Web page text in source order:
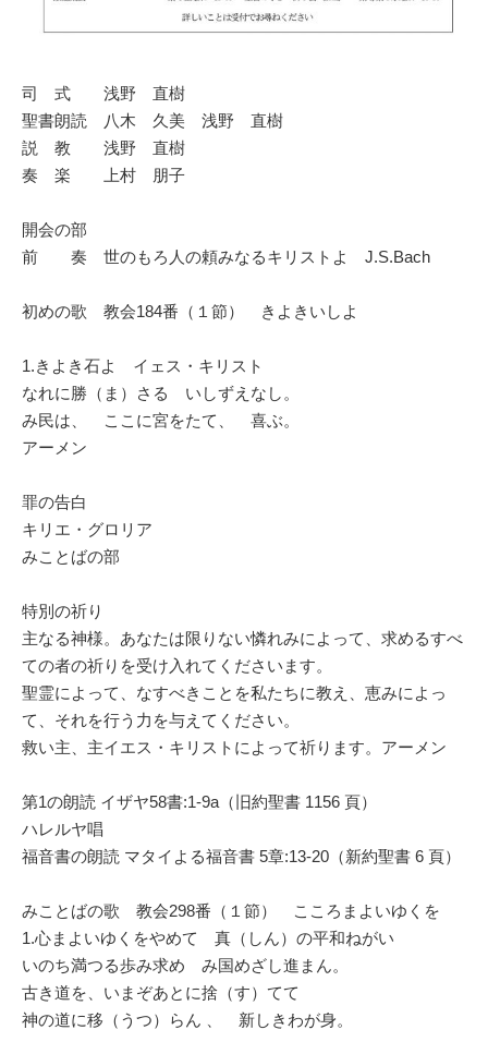
司 式 浅野 直樹
聖書朗読 八木 久美 浅野 直樹
説 教 浅野 直樹
奏 楽 上村 朋子
開会の部
前 奏 世のもろ人の頼みなるキリストよ J.S.Bach
初めの歌 教会184番（１節） きよきいしよ
1.きよき石よ イェス・キリスト
なれに勝（ま）さる いしずえなし。
み民は、 ここに宮をたて、 喜ぶ。
アーメン
罪の告白
キリエ・グロリア
みことばの部
特別の祈り
主なる神様。あなたは限りない憐れみによって、求めるすべ
ての者の祈りを受け入れてくださいます。
聖霊によって、なすべきことを私たちに教え、恵みによっ
て、それを行う力を与えてください。
救い主、主イエス・キリストによって祈ります。アーメン
第1の朗読 イザヤ58書:1-9a（旧約聖書 1156 頁）
ハレルヤ唱
福音書の朗読 マタイよる福音書 5章:13-20（新約聖書 6 頁）
みことばの歌 教会298番（１節） こころまよいゆくを
1.心まよいゆくをやめて 真（しん）の平和ねがい
いのち満つる歩み求め み国めざし進まん。
古き道を、いまぞあとに捨（す）てて
神の道に移（うつ）らん 、 新しきわが身。